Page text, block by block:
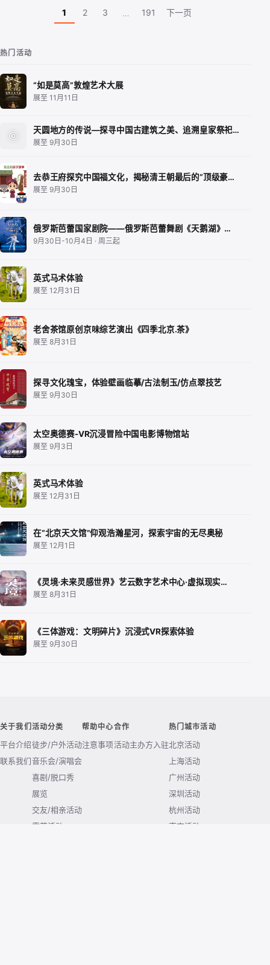
1 2 3 … 191 下一页
热门活动
“如是莫高”敦煌艺术大展
展至 11月11日
天圆地方的传说—探寻中国古建筑之美、追溯皇家祭祀…
展至 9月30日
去恭王府探究中国福文化，揭秘清王朝最后的“顶级豪…
展至 9月30日
俄罗斯芭蕾国家剧院——俄罗斯芭蕾舞剧《天鹅湖》…
9月30日-10月4日 · 周三起
英式马术体验
展至 12月31日
老舍茶馆原创京味综艺演出《四季北京.茶》
展至 8月31日
探寻文化瑰宝，体验壁画临摹/古法制玉/仿点翠技艺
展至 9月30日
太空奥德赛-VR沉浸冒险中国电影博物馆站
展至 9月3日
英式马术体验
展至 12月31日
在“北京天文馆”仰观浩瀚星河，探索宇宙的无尽奥秘
展至 12月1日
《灵境·未来灵感世界》艺云数字艺术中心·虚拟现实…
展至 8月31日
《三体游戏：文明碎片》沉浸式VR探索体验
展至 9月30日
关于我们
平台介绍
联系我们
活动分类
徒步/户外活动
音乐会/演唱会
喜剧/脱口秀
展览
交友/相亲活动
露营活动
帮助中心
注意事项
合作
活动主办方入驻
热门城市活动
北京活动
上海活动
广州活动
深圳活动
杭州活动
南京活动